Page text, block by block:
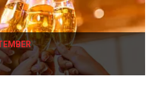
×
nyhetsbrev fra
Apéritif